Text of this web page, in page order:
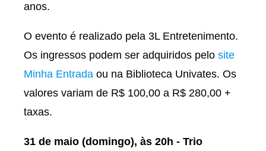
anos.
O evento é realizado pela 3L Entretenimento.
Os ingressos podem ser adquiridos pelo site
Minha Entrada ou na Biblioteca Univates. Os
valores variam de R$ 100,00 a R$ 280,00 +
taxas.
31 de maio (domingo), às 20h - Trio